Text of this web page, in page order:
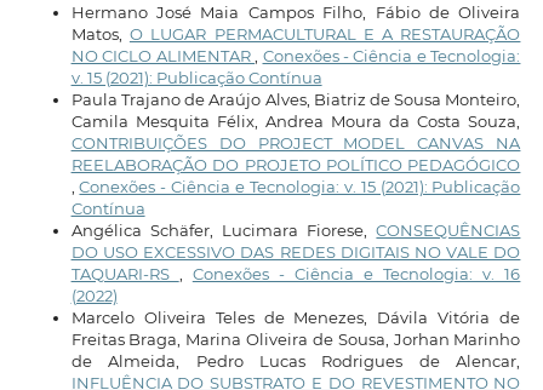
Hermano José Maia Campos Filho, Fábio de Oliveira
Matos, O LUGAR PERMACULTURAL E A RESTAURAÇÃO
NO CICLO ALIMENTAR
Conexões - Ciência e Tecnologia:
v. 15 (2021): Publicação Contínua
Paula Trajano de Araújo Alves, Biatriz de Sousa Monteiro,
Camila Mesquita Félix, Andrea Moura da Costa Souza,
CONTRIBUIÇÕES DO PROJECT MODEL CANVAS NA
REELABORAÇÃO DO PROJETO POLÍTICO PEDAGÓGICO
,Conexões - Ciência e Tecnologia: v. 15 (2021): Publicação
Contínua
Angélica Schäfer, Lucimara Fiorese,CONSEQUÊNCIAS
DO USO EXCESSIVO DAS REDES DIGITAIS NO VALE DO
TAQUARI-RS
Conexões - Ciência e Tecnologia: v. 16
(2022)
Marcelo Oliveira Teles de Menezes, Dávila Vitória de
Freitas Braga, Marina Oliveira de Sousa, Jorhan Marinho
de Almeida, Pedro Lucas Rodrigues de Alencar,
INFLUÊNCIA DO SUBSTRATO E DO REVESTIMENTO NO